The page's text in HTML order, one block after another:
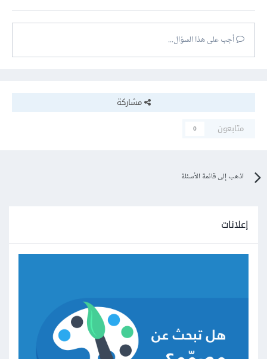
أجب على هذا السؤال...
مشاركة
متابعون
0
اذهب إلى قائمة الأسئلة
إعلانات